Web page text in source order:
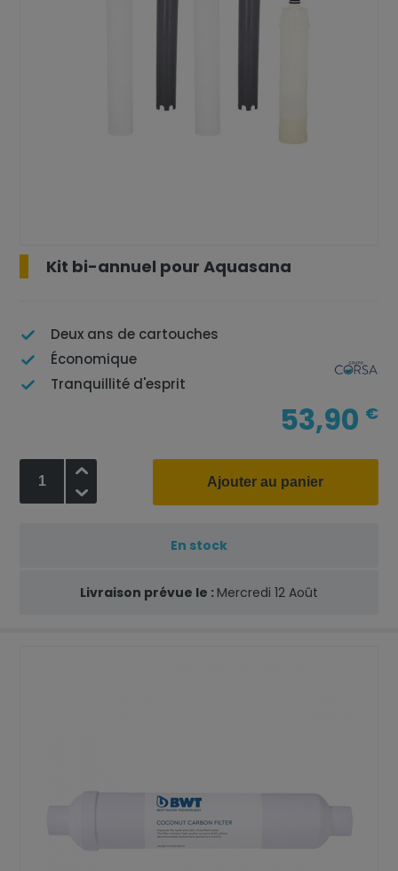
Kit bi-annuel pour Aquasana
Deux ans de cartouches
Économique
Tranquillité d'esprit
53,90 €
Ajouter au panier
En stock
Livraison prévue le : Mercredi 12 Août